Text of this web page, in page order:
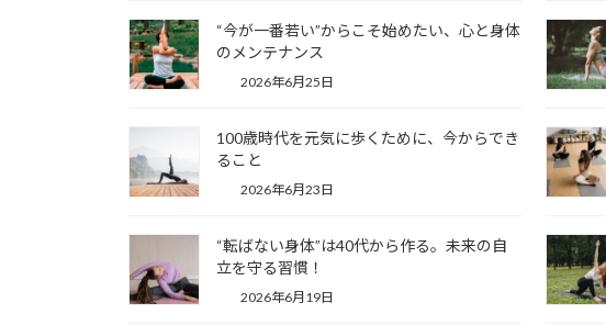
“今が一番若い”からこそ始めたい、心と身体
のメンテナンス
2026年6月25日
100歳時代を元気に歩くために、今からでき
ること
2026年6月23日
“転ばない身体”は40代から作る。未来の自
立を守る習慣！
2026年6月19日